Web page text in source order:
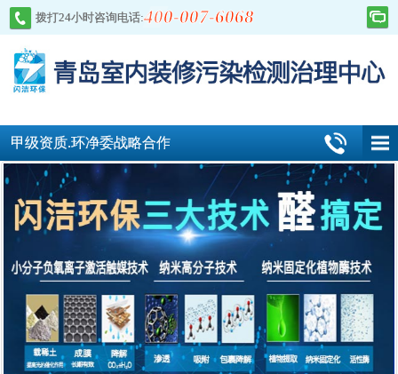
拨打24小时咨询电话:400-007-6068
甲级资质.环净委战略合作